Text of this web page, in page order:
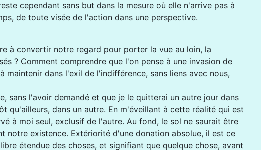
cependant sans but dans la mesure où elle n'arrive pas à
de toute visée de l'action dans une perspective.
à convertir notre regard pour porter la vue au loin, la
? Comment comprendre que l'on pense à une invasion de
dans l'exil de l'indifférence, sans liens avec nous,
sans l'avoir demandé et que je le quitterai un autre jour dans
qu'ailleurs, dans un autre. En m'éveillant à cette réalité qui est
à moi seul, exclusif de l'autre. Au fond, le sol ne saurait être
notre existence. Extériorité d'une donation absolue, il est ce
étendue des choses, et signifiant que quelque chose, avant